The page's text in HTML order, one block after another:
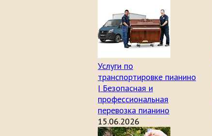
Услуги по
транспортировке пианино
| Безопасная и
профессиональная
перевозка пианино
15.06.2026